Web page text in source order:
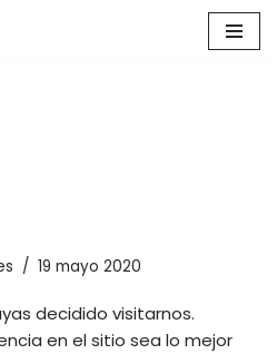
19 mayo 2020
decidido visitarnos.
en el sitio sea lo mejor